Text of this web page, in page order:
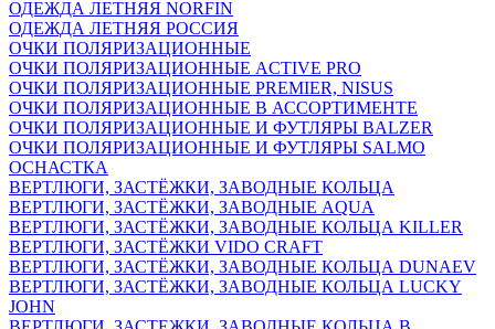
ОДЕЖДА ЛЕТНЯЯ NORFIN
ОДЕЖДА ЛЕТНЯЯ РОССИЯ
ОЧКИ ПОЛЯРИЗАЦИОННЫЕ
ОЧКИ ПОЛЯРИЗАЦИОННЫЕ ACTIVE PRO
ОЧКИ ПОЛЯРИЗАЦИОННЫЕ PREMIER, NISUS
ОЧКИ ПОЛЯРИЗАЦИОННЫЕ В АССОРТИМЕНТЕ
ОЧКИ ПОЛЯРИЗАЦИОННЫЕ И ФУТЛЯРЫ BALZER
ОЧКИ ПОЛЯРИЗАЦИОННЫЕ И ФУТЛЯРЫ SALMO
ОСНАСТКА
ВЕРТЛЮГИ, ЗАСТЁЖКИ, ЗАВОДНЫЕ КОЛЬЦА
ВЕРТЛЮГИ, ЗАСТЁЖКИ, ЗАВОДНЫЕ AQUA
ВЕРТЛЮГИ, ЗАСТЁЖКИ, ЗАВОДНЫЕ КОЛЬЦА KILLER
ВЕРТЛЮГИ, ЗАСТЁЖКИ VIDO CRAFT
ВЕРТЛЮГИ, ЗАСТЁЖКИ, ЗАВОДНЫЕ КОЛЬЦА DUNAEV
ВЕРТЛЮГИ, ЗАСТЁЖКИ, ЗАВОДНЫЕ КОЛЬЦА LUCKY
JOHN